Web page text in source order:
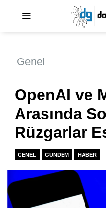
Genel
OpenAI ve
Arasında
Rüzgarlar
GENEL GUNDEM HABER